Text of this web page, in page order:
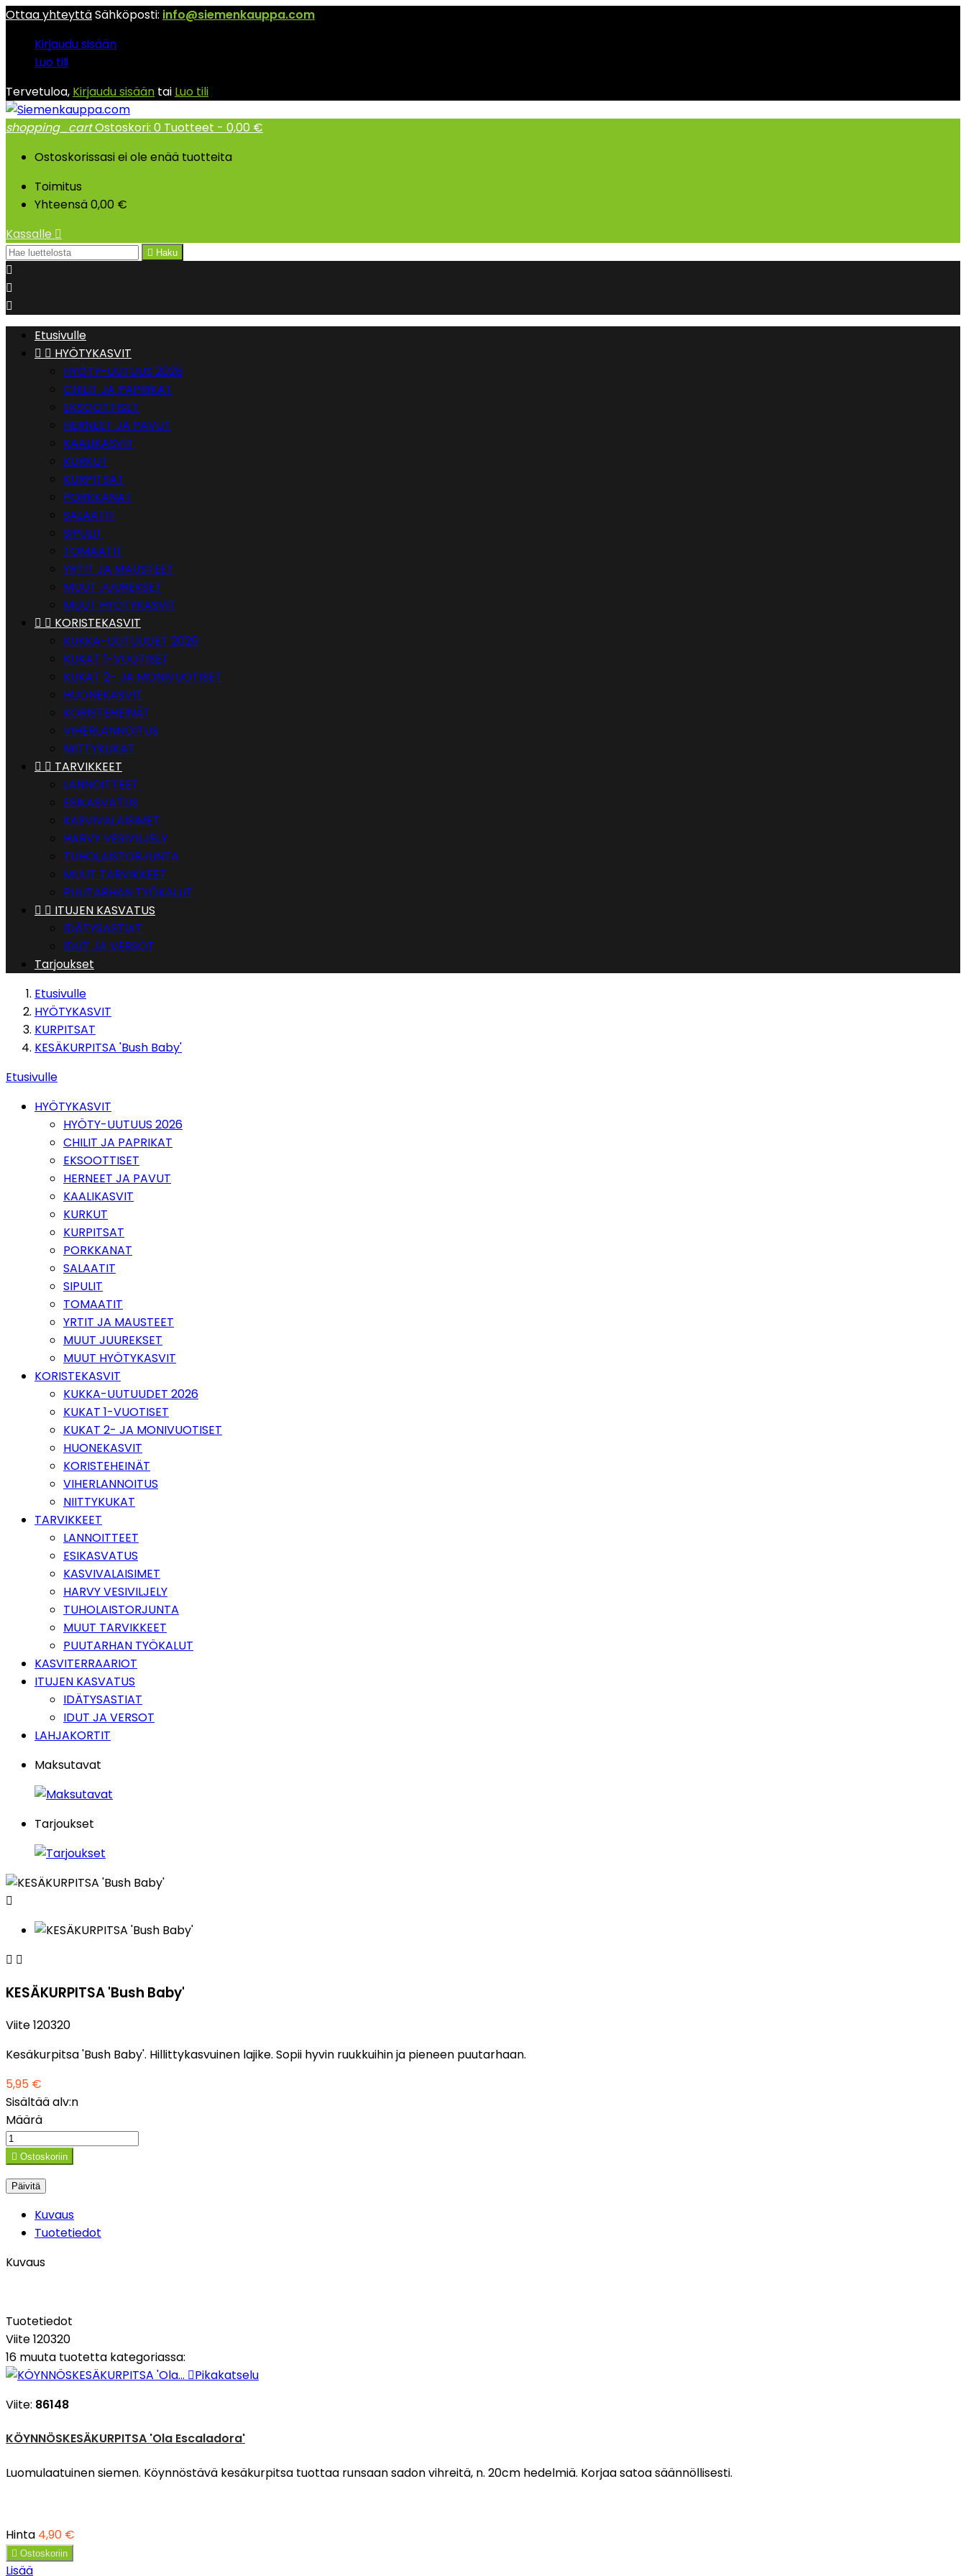
Ottaa yhteyttäSähköposti: info@siemenkauppa.com
Kirjaudu sisään
Luo tili
Tervetuloa, Kirjaudu sisään tai Luo tili
shopping_cartOstoskori: 0 Tuotteet - 0,00 €
Ostoskorissasi ei ole enää tuotteita
Toimitus
Yhteensä0,00 €
Kassalle 
 Haku



Etusivulle
  HYÖTYKASVIT
HYÖTY-UUTUUS 2026
CHILIT JA PAPRIKAT
EKSOOTTISET
HERNEET JA PAVUT
KAALIKASVIT
KURKUT
KURPITSAT
PORKKANAT
SALAATIT
SIPULIT
TOMAATIT
YRTIT JA MAUSTEET
MUUT JUUREKSET
MUUT HYÖTYKASVIT
  KORISTEKASVIT
KUKKA-UUTUUDET 2026
KUKAT 1-VUOTISET
KUKAT 2- JA MONIVUOTISET
HUONEKASVIT
KORISTEHEINÄT
VIHERLANNOITUS
NIITTYKUKAT
  TARVIKKEET
LANNOITTEET
ESIKASVATUS
KASVIVALAISIMET
HARVY VESIVILJELY
TUHOLAISTORJUNTA
MUUT TARVIKKEET
PUUTARHAN TYÖKALUT
  ITUJEN KASVATUS
IDÄTYSASTIAT
IDUT JA VERSOT
Tarjoukset
Etusivulle
HYÖTYKASVIT
KURPITSAT
KESÄKURPITSA 'Bush Baby'
Etusivulle
HYÖTYKASVIT
HYÖTY-UUTUUS 2026
CHILIT JA PAPRIKAT
EKSOOTTISET
HERNEET JA PAVUT
KAALIKASVIT
KURKUT
KURPITSAT
PORKKANAT
SALAATIT
SIPULIT
TOMAATIT
YRTIT JA MAUSTEET
MUUT JUUREKSET
MUUT HYÖTYKASVIT
KORISTEKASVIT
KUKKA-UUTUUDET 2026
KUKAT 1-VUOTISET
KUKAT 2- JA MONIVUOTISET
HUONEKASVIT
KORISTEHEINÄT
VIHERLANNOITUS
NIITTYKUKAT
TARVIKKEET
LANNOITTEET
ESIKASVATUS
KASVIVALAISIMET
HARVY VESIVILJELY
TUHOLAISTORJUNTA
MUUT TARVIKKEET
PUUTARHAN TYÖKALUT
KASVITERRAARIOT
ITUJEN KASVATUS
IDÄTYSASTIAT
IDUT JA VERSOT
LAHJAKORTIT
Maksutavat
Tarjoukset

 
KESÄKURPITSA 'Bush Baby'
Viite120320
Kesäkurpitsa 'Bush Baby'. Hillittykasvuinen lajike. Sopii hyvin ruukkuihin ja pieneen puutarhaan.
5,95 €
Sisältää alv:n
Määrä
 Ostoskoriin
Kuvaus
Tuotetiedot
Kuvaus
Tuotetiedot
Viite120320
16 muuta tuotetta kategoriassa:
Pikakatselu
Viite: 86148
KÖYNNÖSKESÄKURPITSA 'Ola Escaladora'
Luomulaatuinen siemen. Köynnöstävä kesäkurpitsa tuottaa runsaan sadon vihreitä, n. 20cm hedelmiä. Korjaa satoa säännöllisesti.
Hinta 4,90 €
 Ostoskoriin
Lisää